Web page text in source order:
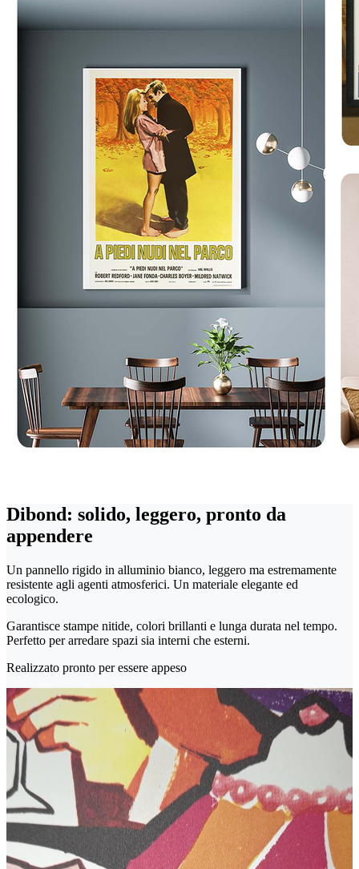
Dibond: solido, leggero, pronto da
appendere
Un pannello rigido in alluminio bianco, leggero ma estremamente
resistente agli agenti atmosferici. Un materiale elegante ed
ecologico.
Garantisce stampe nitide, colori brillanti e lunga durata nel tempo.
Perfetto per arredare spazi sia interni che esterni.
Realizzato pronto per essere appeso